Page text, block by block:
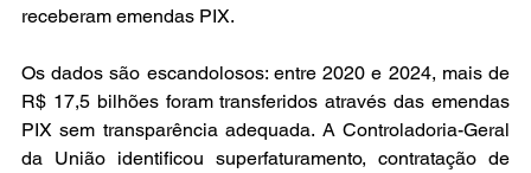
receberam emendas PIX.
Os dados são escandolosos: entre 2020 e 2024, mais de
R$ 17,5 bilhões foram transferidos através das emendas
PIX sem transparência adequada. A Controladoria-Geral
da União identificou superfaturamento, contratação de